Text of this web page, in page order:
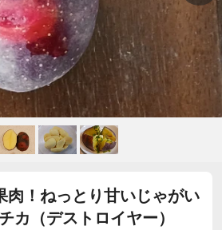
肉！ねっとり甘いじゃがい
カ（デストロイヤー）